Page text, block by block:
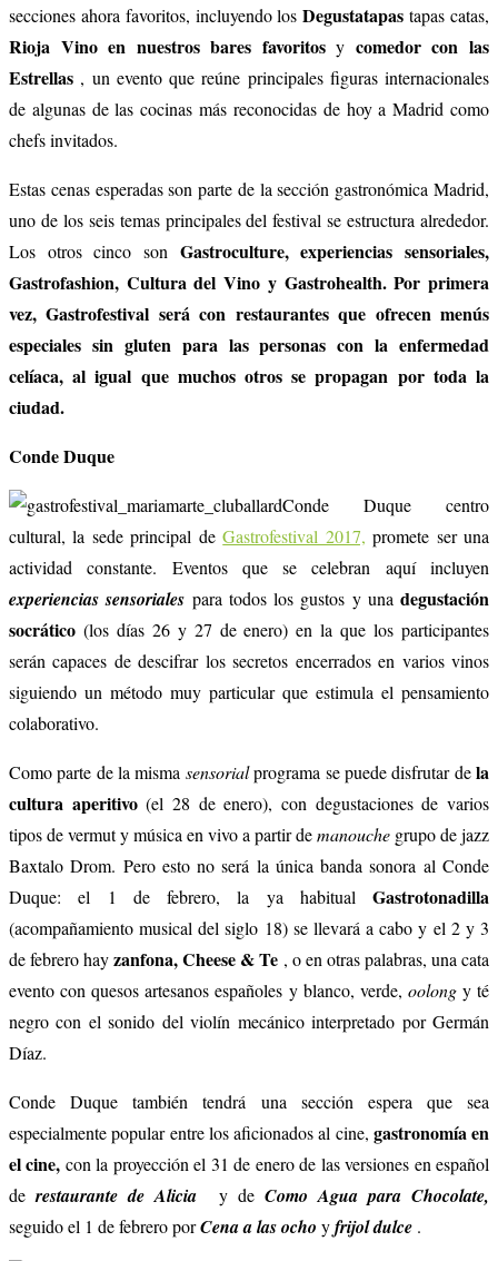
secciones ahora favoritos, incluyendo losDegustatapas tapas catas,
Rioja Vino en nuestros bares favoritosy comedor con las
Estrellas , un evento que reúne principales figuras internacionales
de algunas de las cocinas más reconocidas de hoy a Madrid como
chefs invitados.
Estas cenas esperadas son parte de la sección gastronómica Madrid,
uno de los seis temas principales del festival se estructura alrededor.
Los otros cinco son Gastroculture, experiencias sensoriales,
Gastrofashion, Cultura del Vino y Gastrohealth.Por primera
vez, Gastrofestival será con restaurantes que ofrecen menús
especiales sin gluten para las personas con la enfermedad
celíaca, al igual que muchos otros se propagan por toda la
ciudad.
Conde Duque
Conde Duque centro
cultural, la sede principal deGastrofestival 2017, promete ser una
actividad constante. Eventos que se celebran aquí incluyen
experiencias sensoriales para todos los gustos y una degustación
socrático (los días 26 y 27 de enero) en la que los participantes
serán capaces de descifrar los secretos encerrados en varios vinos
siguiendo un método muy particular que estimula el pensamiento
colaborativo.
Como parte de la misma sensorialprograma se puede disfrutar dela
cultura aperitivo(el 28 de enero), con degustaciones de varios
tipos de vermut y música en vivo a partir demanouche grupo de jazz
Baxtalo Drom. Pero esto no será la única banda sonora al Conde
Duque: el 1 de febrero, la ya habitual Gastrotonadilla
(acompañamiento musical del siglo 18) se llevará a cabo y el 2 y 3
de febrero hayzanfona, Cheese & Te , o en otras palabras, una cata
evento con quesos artesanos españoles y blanco, verde, oolongy té
negro con el sonido del violín mecánico interpretado por Germán
Díaz.
Conde Duque también tendrá una sección espera que sea
especialmente popular entre los aficionados al cine, gastronomía en
el cine, con la proyección el 31 de enero de las versiones en español
derestaurante de Alicia y de Como Agua para Chocolate,
seguido el 1 de febrero porCena a las ocho yfrijol dulce .